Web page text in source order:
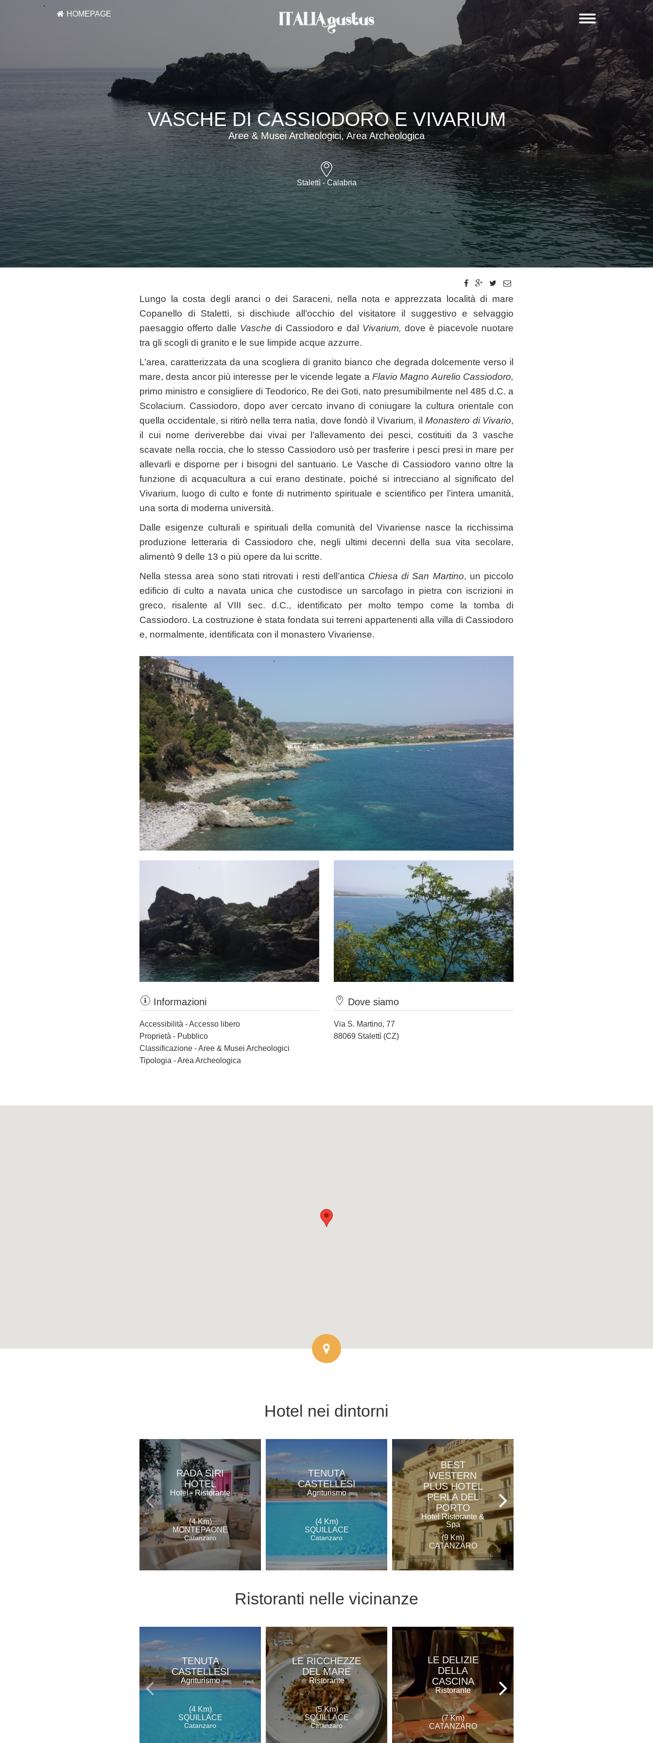
HOMEPAGE
VASCHE DI CASSIODORO E VIVARIUM
Aree & Musei Archeologici, Area Archeologica
Stalettì - Calabria
Lungo la costa degli aranci o dei Saraceni, nella nota e apprezzata località di mare
Copanello di Stalettì, si dischiude all’occhio del visitatore il suggestivo e selvaggio
paesaggio offerto dalle Vasche di Cassiodoro e dal Vivarium, dove è piacevole nuotare
tra gli scogli di granito e le sue limpide acque azzurre.
L’area, caratterizzata da una scogliera di granito bianco che degrada dolcemente verso il
mare, desta ancor più interesse per le vicende legate aFlavio Magno Aurelio Cassiodoro,
primo ministro e consigliere di Teodorico, Re dei Goti, nato presumibilmente nel 485 d.C. a
Scolacium. Cassiodoro, dopo aver cercato invano di coniugare la cultura orientale con
quella occidentale, si ritirò nella terra natìa, dove fondò il Vivarium, il Monastero di Vivario,
il cui nome deriverebbe dai vivai per l’allevamento dei pesci, costituiti da 3 vasche
scavate nella roccia, che lo stesso Cassiodoro usò per trasferire i pesci presi in mare per
allevarli e disporne per i bisogni del santuario. Le Vasche di Cassiodoro vanno oltre la
funzione di acquacultura a cui erano destinate, poiché si intrecciano al significato del
Vivarium, luogo di culto e fonte di nutrimento spirituale e scientifico per l’intera umanità,
una sorta di moderna università.
Dalle esigenze culturali e spirituali della comunità del Vivariense nasce la ricchissima
produzione letteraria di Cassiodoro che, negli ultimi decenni della sua vita secolare,
alimentò 9 delle 13 o più opere da lui scritte.
Nella stessa area sono stati ritrovati i resti dell’antica Chiesa di San Martino, un piccolo
edificio di culto a navata unica che custodisce un sarcofago in pietra con iscrizioni in
greco, risalente al VIII sec. d.C., identificato per molto tempo come la tomba di
Cassiodoro. La costruzione è stata fondata sui terreni appartenenti alla villa di Cassiodoro
e, normalmente, identificata con il monastero Vivariense.
Informazioni
Accessibilità - Accesso libero
Proprietà - Pubblico
Classificazione - Aree & Musei Archeologici
Tipologia - Area Archeologica
Dove siamo
Via S. Martino, 77
88069 Stalettì (CZ)
Hotel nei dintorni
RADA SIRI
HOTEL
Hotel - Ristorante
(4 Km)
MONTEPAONE
Catanzaro
TENUTA
CASTELLESI
Agriturismo
(4 Km)
SQUILLACE
Catanzaro
BEST
WESTERN
PLUS HOTEL
PERLA DEL
PORTO
Hotel Ristorante &
Spa
(9 Km)
CATANZARO
Ristoranti nelle vicinanze
TENUTA
CASTELLESI
Agriturismo
(4 Km)
SQUILLACE
Catanzaro
LE RICCHEZZE
DEL MARE
Ristorante
(5 Km)
SQUILLACE
Catanzaro
LE DELIZIE
DELLA
CASCINA
Ristorante
(7 Km)
CATANZARO